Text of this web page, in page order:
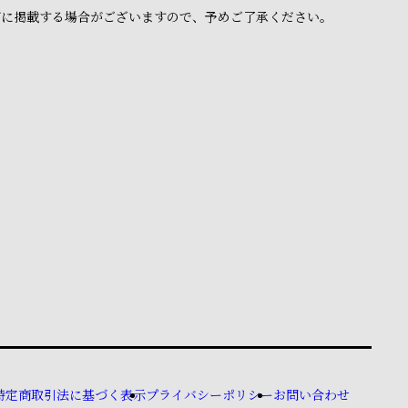
載する場合がございますので、予めご了承ください。
定商取引法に基づく表示プライバシーポリシーお問い合わせ